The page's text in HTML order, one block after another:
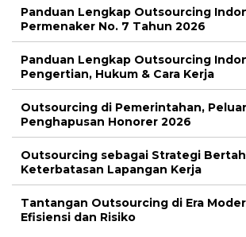
Panduan Lengkap Outsourcing
Permenaker No. 7 Tahun 2026
Panduan Lengkap Outsourcing
Pengertian, Hukum & Cara Kerja
Outsourcing di Pemerintahan,
Penghapusan Honorer 2026
Outsourcing sebagai Strategi
Keterbatasan Lapangan Kerja
Tantangan Outsourcing di Era
Efisiensi dan Risiko